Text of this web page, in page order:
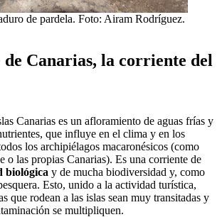
de pardela. Foto: Airam Rodríguez.
Canarias, la corriente del
Canarias es un afloramiento de aguas frías y
que influye en el clima y en los
los archipiélagos macaronésicos (como
o las propias Canarias). Es una corriente de
biológica y de mucha biodiversidad y, como
Esto, unido a la actividad turística,
que rodean a las islas sean muy transitadas y
se multipliquen.